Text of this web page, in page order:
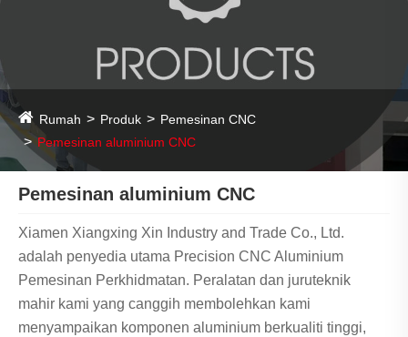
Rumah Produk
Pemesinan CNC
Pemesinan aluminium CNC
Pemesinan aluminium CNC
Xiamen Xiangxing Xin Industry and Trade Co., Ltd.
adalah penyedia utama Precision CNC Aluminium
Pemesinan Perkhidmatan. Peralatan dan juruteknik
mahir kami yang canggih membolehkan kami
menyampaikan komponen aluminium berkualiti tinggi,